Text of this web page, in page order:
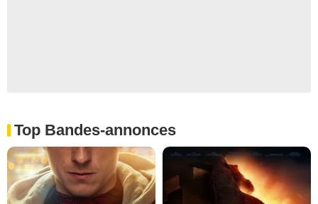
Top Bandes-annonces